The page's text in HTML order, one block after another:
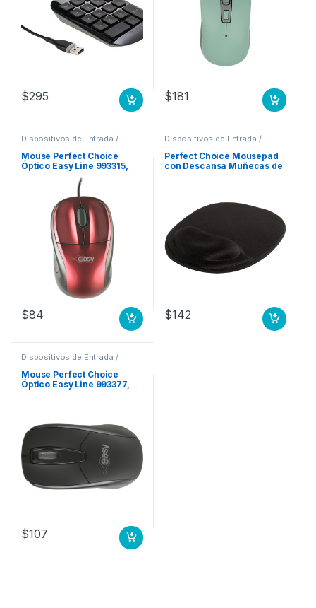
$295 $181
Dispositivos de Entrada /
Salida
Mouse Perfect Choice
Óptico Easy Line 993315,
Alámbrico, USB, 1000DPI,
$84
Dispositivos de Entrada /
Salida
Perfect Choice Mousepad
con Descansa Muñecas de
INOLORO
$142
Dispositivos de Entrada /
Mouse Perfect Choice
Óptico Easy Line 993377,
$107